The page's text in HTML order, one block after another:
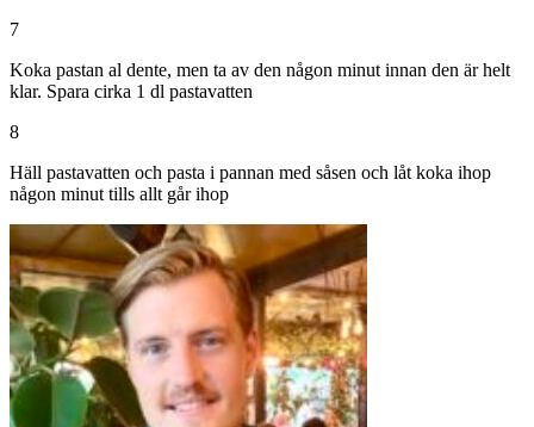
7
Koka pastan al dente, men ta av den någon minut innan den är helt
klar. Spara cirka 1 dl pastavatten
8
Häll pastavatten och pasta i pannan med såsen och låt koka ihop
någon minut tills allt går ihop